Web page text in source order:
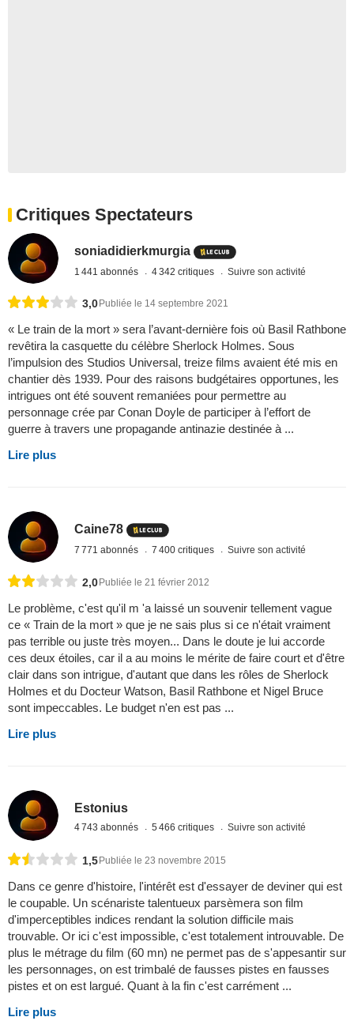
Critiques Spectateurs
soniadidierkmurgia
1 441 abonnés 4 342 critiques Suivre son activité
3,0 Publiée le 14 septembre 2021
« Le train de la mort » sera l’avant-dernière fois où Basil Rathbone
revêtira la casquette du célèbre Sherlock Holmes. Sous
l’impulsion des Studios Universal, treize films avaient été mis en
chantier dès 1939. Pour des raisons budgétaires opportunes, les
intrigues ont été souvent remaniées pour permettre au
personnage crée par Conan Doyle de participer à l’effort de
guerre à travers une propagande antinazie destinée à ...
Lire plus
Caine78
7 771 abonnés 7 400 critiques Suivre son activité
2,0Publiée le 21 février 2012
Le problème, c'est qu'il m 'a laissé un souvenir tellement vague
ce « Train de la mort » que je ne sais plus si ce n'était vraiment
pas terrible ou juste très moyen... Dans le doute je lui accorde
ces deux étoiles, car il a au moins le mérite de faire court et d'être
clair dans son intrigue, d'autant que dans les rôles de Sherlock
Holmes et du Docteur Watson, Basil Rathbone et Nigel Bruce
sont impeccables. Le budget n'en est pas ...
Lire plus
Estonius
4 743 abonnés 5 466 critiques Suivre son activité
1,5Publiée le 23 novembre 2015
Dans ce genre d'histoire, l'intérêt est d'essayer de deviner qui est
le coupable. Un scénariste talentueux parsèmera son film
d'imperceptibles indices rendant la solution difficile mais
trouvable. Or ici c'est impossible, c'est totalement introuvable. De
plus le métrage du film (60 mn) ne permet pas de s'appesantir sur
les personnages, on est trimbalé de fausses pistes en fausses
pistes et on est largué. Quant à la fin c'est carrément ...
Lire plus